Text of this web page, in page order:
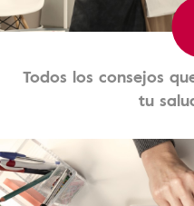
Todos los consejos
tu